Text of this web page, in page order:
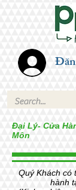
Đại Lý- Cửa
Môn
Quý Khách có
hành